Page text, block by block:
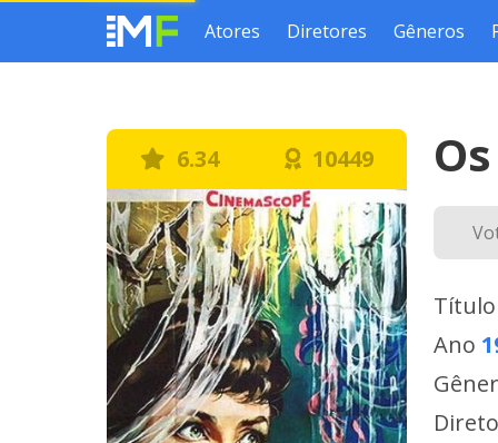
Atores Diretores Gêneros
6.34 10449
Ano